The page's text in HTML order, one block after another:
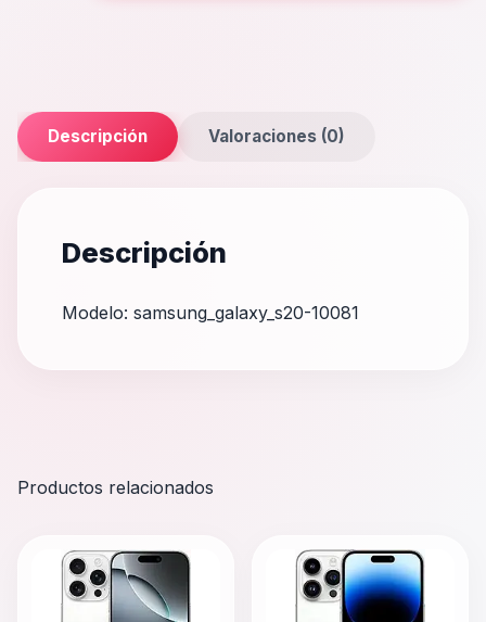
Descripción Valoraciones (0)
Descripción
Modelo: samsung_galaxy_s20-10081
Productos relacionados